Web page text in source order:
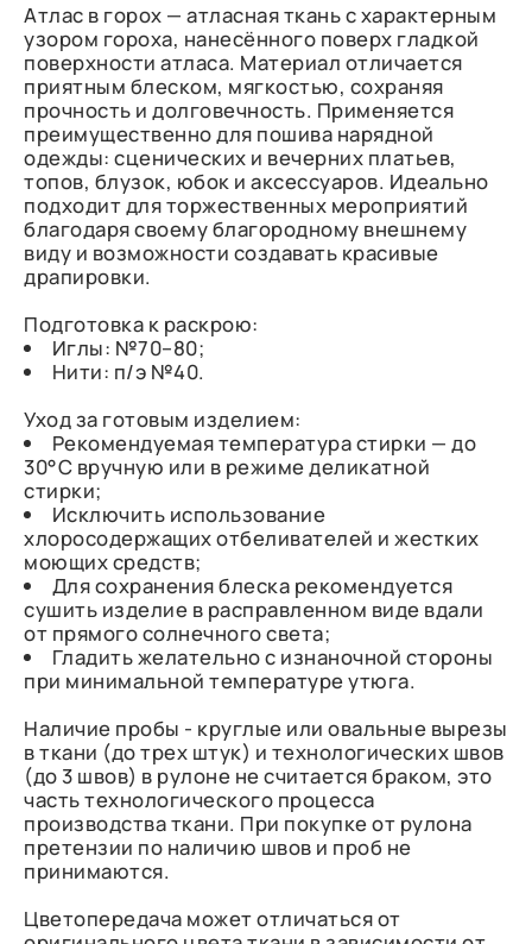
Атлас в горох — атласная ткань с характерным
узором гороха, нанесённого поверх гладкой
поверхности атласа. Материал отличается
приятным блеском, мягкостью, сохраняя
прочность и долговечность. Применяется
преимущественно для пошива нарядной
одежды: сценических и вечерних платьев,
топов, блузок, юбок и аксессуаров. Идеально
подходит для торжественных мероприятий
благодаря своему благородному внешнему
виду и возможности создавать красивые
драпировки.
Подготовка к раскрою:
Иглы: №70–80;
Нити: п/э №40.
Уход за готовым изделием:
Рекомендуемая температура стирки — до
30°C вручную или в режиме деликатной
стирки;
Исключить использование
хлоросодержащих отбеливателей и жестких
моющих средств;
Для сохранения блеска рекомендуется
сушить изделие в расправленном виде вдали
от прямого солнечного света;
Гладить желательно с изнаночной стороны
при минимальной температуре утюга.
Наличие пробы - круглые или овальные вырезы
в ткани (до трех штук) и технологических швов
(до 3 швов) в рулоне не считается браком, это
часть технологического процесса
производства ткани. При покупке от рулона
претензии по наличию швов и проб не
принимаются.
Цветопередача может отличаться от